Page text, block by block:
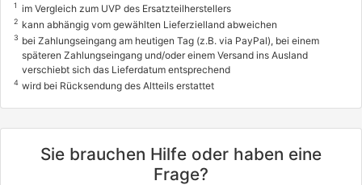
1 im Vergleich zum UVP des Ersatzteilherstellers
2 kann abhängig vom gewählten Lieferzielland abweichen
3 bei Zahlungseingang am heutigen Tag (z.B. via PayPal), bei einem
späteren Zahlungseingang und/oder einem Versand ins Ausland
verschiebt sich das Lieferdatum entsprechend
4 wird bei Rücksendung des Altteils erstattet
Sie brauchen Hilfe oder haben eine
Frage?